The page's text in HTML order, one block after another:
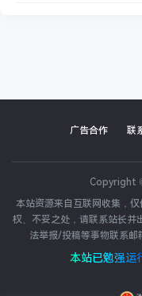
广告合作 联
Copyright
本站资源来自互联网收集，
权、不妥之处，请联系站长并
法举报/投稿等事物联系邮
本站已勉强运